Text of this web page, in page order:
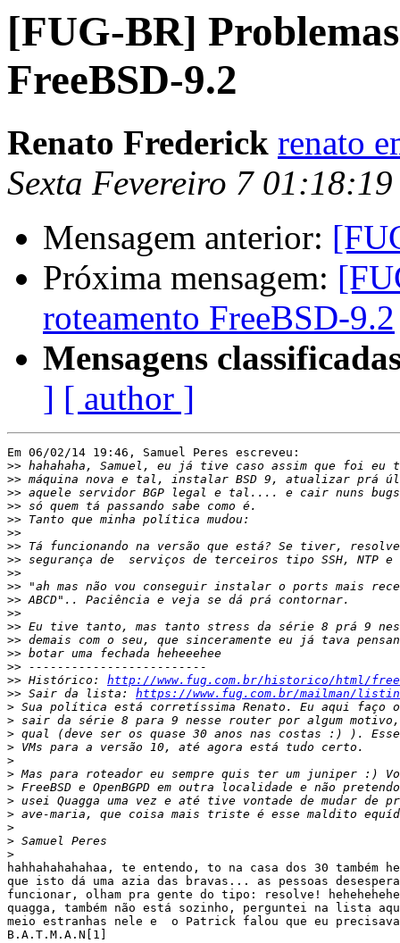
[FUG-BR]
FreeBSD-9.2
Renato Frederick renato
Sexta Fevereiro 7
Mensagem anterior:
Próxima mensagem:
roteamento FreeBSD-9.2
Mensagens
] [ author ]
Em 06/02/14 19:46, Samuel Peres escreveu:
>>
>>
>>
>>
>>
>>
>>
>>
>>
>>
>>
>>
>>
>>
>>
>>
>> Histórico: http://www.fug.com.br/historico/html/
>> Sair da lista: https://www.fug.com.br/mailman/
>
>
>
>
>
>
>
>
>
>
>
>
hahhahahahahaa, te entendo, to na casa dos 30 também
que isto dá uma azia das bravas... as pessoas
funcionar, olham pra gente do tipo: resolve!
quagga, também não está sozinho, perguntei na lista
meio estranhas nele e  o Patrick falou que eu
B.A.T.M.A.N[1]